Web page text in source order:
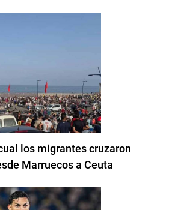
los migrantes cruzaron
Marruecos a Ceuta